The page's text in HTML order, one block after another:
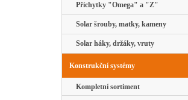
Příchytky "Omega" a "Z"
Solar šrouby, matky, kameny
Solar háky, držáky, vruty
Konstrukční systémy
Kompletní sortiment